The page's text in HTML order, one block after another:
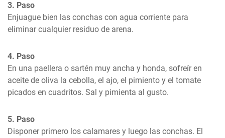
3. Paso
Enjuague bien las conchas con agua corriente para
eliminar cualquier residuo de arena.
4. Paso
En una paellera o sartén muy ancha y honda, sofreír en
aceite de oliva la cebolla, el ajo, el pimiento y el tomate
picados en cuadritos. Sal y pimienta al gusto.
5. Paso
Disponer primero los calamares y luego las conchas. El